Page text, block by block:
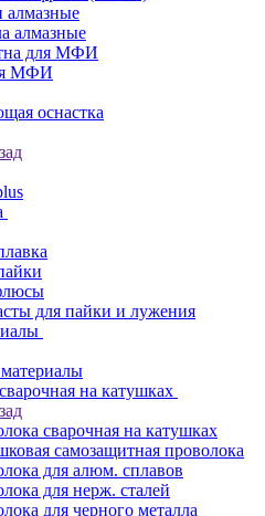
алмазные
алмазные
для МФИ
МФИ
оснастка
для пайки и лужения
на катушках
сварочная на катушках
самозащитная проволока
для алюм. сплавов
для нерж. сталей
для черного металла